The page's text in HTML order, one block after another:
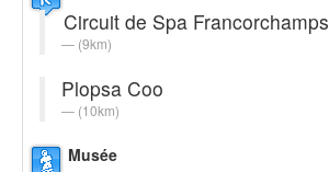
Circuit de Spa Francorchamps
(9km)
Plopsa Coo
(10km)
Musée